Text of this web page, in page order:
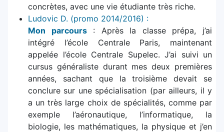
concrètes, avec une vie étudiante très riche.
Ludovic D. (promo 2014/2016) :
Mon parcours: Après la classe prépa, j’ai
intégré l’école Centrale Paris, maintenant
appelée l’école Centrale Supelec. J’ai suivi un
cursus généraliste durant mes deux premières
années, sachant que la troisième devait se
conclure sur une spécialisation (par ailleurs, il y
a un très large choix de spécialités, comme par
exemple l’aéronautique, l’informatique, la
biologie, les mathématiques, la physique et j’en